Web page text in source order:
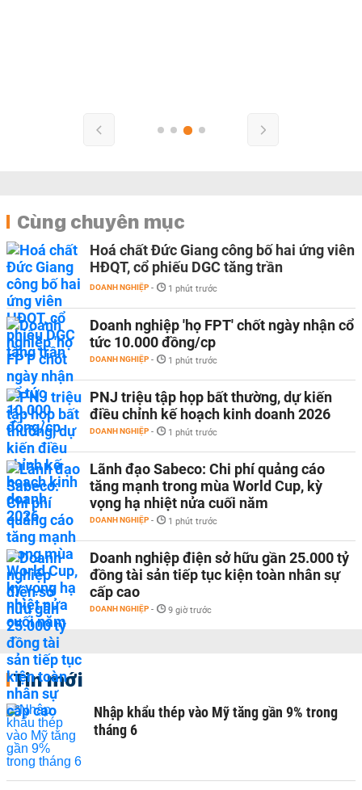
Cùng chuyên mục
Hoá chất Đức Giang công bố hai ứng viên
HĐQT, cổ phiếu DGC tăng trần
DOANH NGHIỆP - 1 phút trước
Doanh nghiệp 'họ FPT' chốt ngày nhận cổ
tức 10.000 đồng/cp
DOANH NGHIỆP - 1 phút trước
PNJ triệu tập họp bất thường, dự kiến
điều chỉnh kế hoạch kinh doanh 2026
DOANH NGHIỆP - 1 phút trước
Lãnh đạo Sabeco: Chi phí quảng cáo
tăng mạnh trong mùa World Cup, kỳ
vọng hạ nhiệt nửa cuối năm
DOANH NGHIỆP - 1 phút trước
Doanh nghiệp điện sở hữu gần 25.000 tỷ
đồng tài sản tiếp tục kiện toàn nhân sự
cấp cao
DOANH NGHIỆP - 9 giờ trước
Tin mới
Nhập khẩu thép vào Mỹ tăng gần 9% trong
tháng 6